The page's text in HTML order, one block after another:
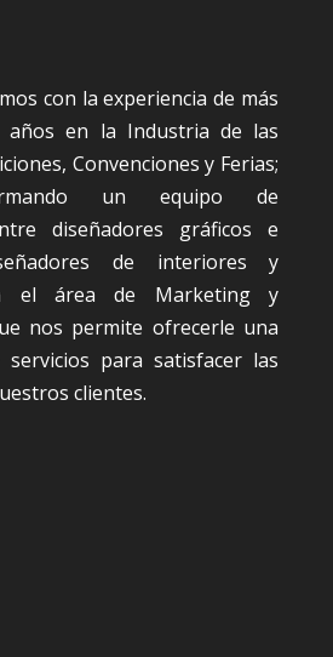
con la experiencia de más
años en la Industria de las
Convenciones y Ferias;
un equipo de
diseñadores gráficos e
de interiores y
el área de Marketing y
nos permite ofrecerle una
para satisfacer las
clientes.